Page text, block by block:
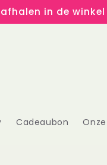
in de winkel
Cadeaubon